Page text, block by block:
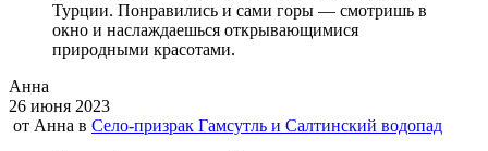
Турции. Понравились и сами горы — смотришь в
окно и наслаждаешься открывающимися
природными красотами.
Анна
26 июня 2023
от Анна в Село-призрак Гамсутль и Салтинский водопад